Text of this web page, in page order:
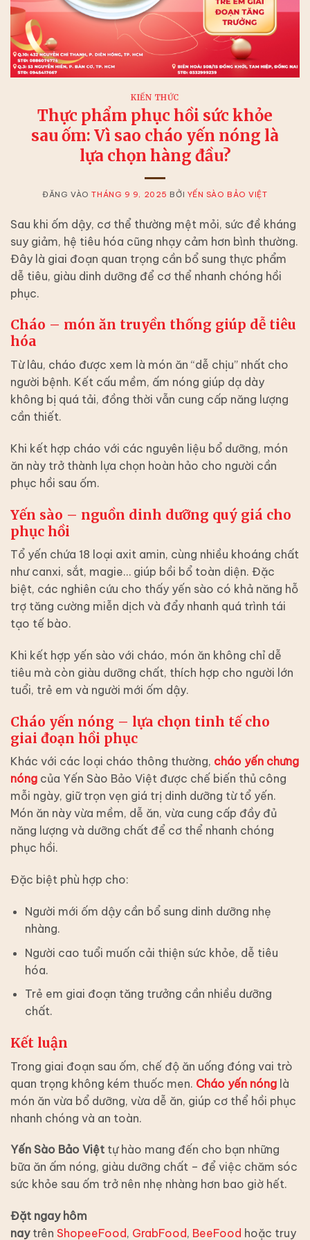
KIẾN THỨC
Thực phẩm phục hồi sức khỏe
sau ốm: Vì sao cháo yến nóng là
lựa chọn hàng đầu?
ĐĂNG VÀOTHÁNG 9 9, 2025 BỞI YẾN SÀO BẢO VIỆT
Sau khi ốm dậy, cơ thể thường mệt mỏi, sức đề kháng
suy giảm, hệ tiêu hóa cũng nhạy cảm hơn bình thường.
Đây là giai đoạn quan trọng cần bổ sung thực phẩm
dễ tiêu, giàu dinh dưỡng để cơ thể nhanh chóng hồi
phục.
Cháo – món ăn truyền thống giúp dễ tiêu
hóa
Từ lâu, cháo được xem là món ăn “dễ chịu” nhất cho
người bệnh. Kết cấu mềm, ấm nóng giúp dạ dày
không bị quá tải, đồng thời vẫn cung cấp năng lượng
cần thiết.
Khi kết hợp cháo với các nguyên liệu bổ dưỡng, món
ăn này trở thành lựa chọn hoàn hảo cho người cần
phục hồi sau ốm.
Yến sào – nguồn dinh dưỡng quý giá cho
phục hồi
Tổ yến chứa 18 loại axit amin, cùng nhiều khoáng chất
như canxi, sắt, magie… giúp bồi bổ toàn diện. Đặc
biệt, các nghiên cứu cho thấy yến sào có khả năng hỗ
trợ tăng cường miễn dịch và đẩy nhanh quá trình tái
tạo tế bào.
Khi kết hợp yến sào với cháo, món ăn không chỉ dễ
tiêu mà còn giàu dưỡng chất, thích hợp cho người lớn
tuổi, trẻ em và người mới ốm dậy.
Cháo yến nóng – lựa chọn tinh tế cho
giai đoạn hồi phục
Khác với các loại cháo thông thường, cháo yến chưng
nóng của Yến Sào Bảo Việt được chế biến thủ công
mỗi ngày, giữ trọn vẹn giá trị dinh dưỡng từ tổ yến.
Món ăn này vừa mềm, dễ ăn, vừa cung cấp đầy đủ
năng lượng và dưỡng chất để cơ thể nhanh chóng
phục hồi.
Đặc biệt phù hợp cho:
Người mới ốm dậy cần bổ sung dinh dưỡng nhẹ
nhàng.
Người cao tuổi muốn cải thiện sức khỏe, dễ tiêu
hóa.
Trẻ em giai đoạn tăng trưởng cần nhiều dưỡng
chất.
Kết luận
Trong giai đoạn sau ốm, chế độ ăn uống đóng vai trò
quan trọng không kém thuốc men. Cháo yến nóng là
món ăn vừa bổ dưỡng, vừa dễ ăn, giúp cơ thể hồi phục
nhanh chóng và an toàn.
Yến Sào Bảo Việt tự hào mang đến cho bạn những
bữa ăn ấm nóng, giàu dưỡng chất – để việc chăm sóc
sức khỏe sau ốm trở nên nhẹ nhàng hơn bao giờ hết.
Đặt ngay hôm
naytrên ShopeeFood, GrabFood, BeeFood hoặc truy